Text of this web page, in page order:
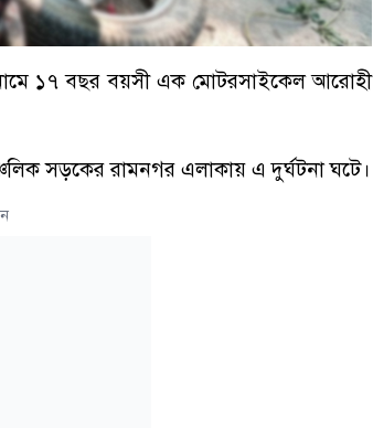
১৭ বছর বয়সী এক মোটরসাইকেল আরোহী
সড়কের রামনগর এলাকায় এ দুর্ঘটনা ঘটে।